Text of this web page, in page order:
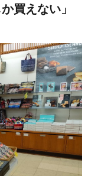
買えない」